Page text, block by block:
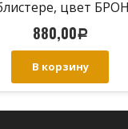
цвет
880,00Р
В корзину